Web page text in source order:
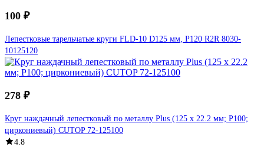
100 ₽
Лепестковые тарельчатые круги FLD-10 D125 мм, P120 R2R 8030-
10125120
278 ₽
Круг наждачный лепестковый по металлу Plus (125 х 22.2 мм; Р100;
циркониевый) CUTOP 72-125100
4.8